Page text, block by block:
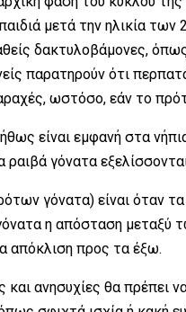
μετά την ηλικία
δακτυλοβάμονες,
παρατηρούν ότι
ωστόσο, εάν το
είναι εμφανή στα
ραιβά γόνατα
γόνατα) είναι όταν
η απόσταση μεταξύ
απόκλιση προς τα έξω.
και ανησυχίες θα πρέπει